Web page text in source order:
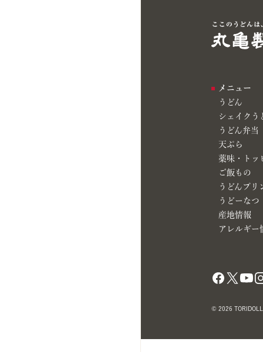
メニュー
うどん
シェイクう
うどん弁当
天ぷら
薬味・トッ
ご飯もの
うどんプリ
うどーなつ
産地情報
アレルギー
© 2026